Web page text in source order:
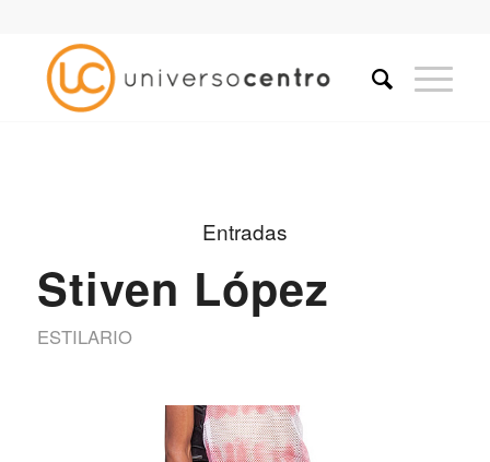
Entradas
Stiven López
ESTILARIO